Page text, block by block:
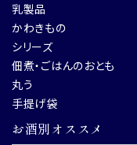
乳製品
かわきもの
シリーズ
佃煮・ごはんのおとも
丸う
手提げ袋
お酒別オススメ